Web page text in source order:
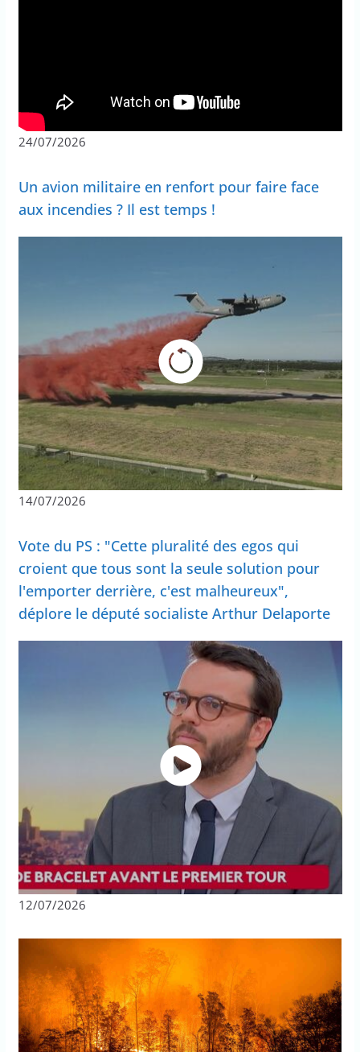
24/07/2026
Un avion militaire en renfort pour faire face
aux incendies ? Il est temps !
14/07/2026
Vote du PS : "Cette pluralité des egos qui
croient que tous sont la seule solution pour
l'emporter derrière, c'est malheureux",
déplore le député socialiste Arthur Delaporte
12/07/2026